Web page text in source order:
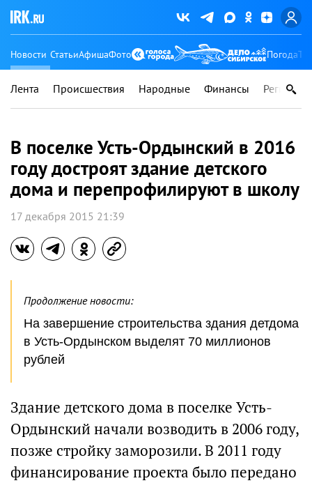
Новости СтатьиАфишаФото Погода
Лента Происшествия Народные Финансы Регионы
В поселке Усть-Ордынский в 2016
году достроят здание детского
дома и перепрофилируют в школу
17 декабря 2015 21:39
Продолжение новости:
На завершение строительства здания детдома
в Усть-Ордынском выделят 70 миллионов
рублей
Здание детского дома в поселке Усть-
Ордынский начали возводить в 2006 году,
позже стройку заморозили. В 2011 году
финансирование проекта было передано